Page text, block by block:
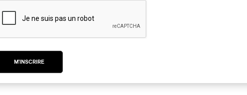
Présence Autochtone I
Rei: décoloniser par le
M'INSCRIRE